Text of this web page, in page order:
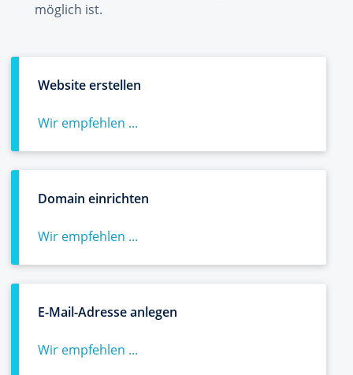
möglich ist.
Website erstellen
Wir empfehlen ...
Domain einrichten
Wir empfehlen ...
E-Mail-Adresse anlegen
Wir empfehlen ...